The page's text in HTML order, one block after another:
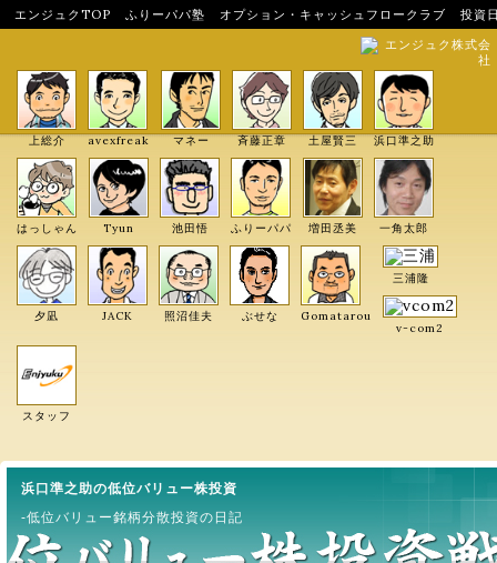
エンジュクTOP ふりーパパ塾 オプション・キャッシュフロークラブ
投資
エンジュク株式会
社
上総介 avexfreak マネー 斉藤正章 土屋賢三 浜口準之助
はっしゃん Tyun 池田悟 ふりーパパ 増田丞美 一角太郎
夕凪 JACK 照沼佳夫 ぶせな Gomatarou
三浦隆
v-com2
スタッフ
浜口準之助の低位バリュー株投資
-低位バリュー銘柄分散投資の日記